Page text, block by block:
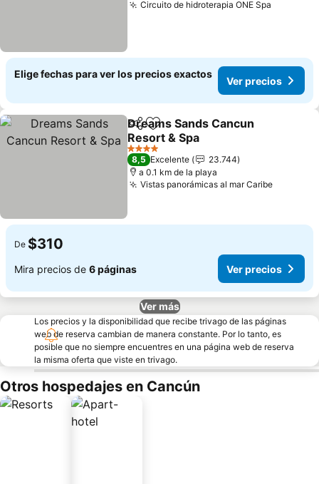
Circuito de hidroterapia ONE Spa
Elige fechas para ver los precios exactos
Ver precios
CompartirAgregar a favoritos
Dreams Sands Cancun
Resort & Spa
Ver precios
4 Estrellas
8,5 Excelente
23.744
a 0.1 km de la playa
Vistas panorámicas al mar CaribeVer
De $310
Mira precios de 6 páginas Ver precios
Ver más
Los precios y la disponibilidad que recibe trivago de las páginas
web de reserva cambian de manera constante. Por lo tanto, es
posible que no siempre encuentres en una página web de reserva
la misma oferta que viste en trivago.
Otros hospedajes en Cancún